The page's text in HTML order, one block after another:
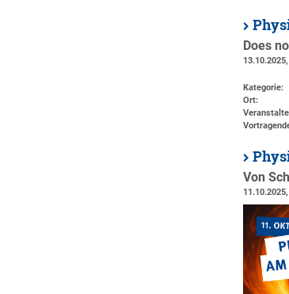
Does
Kategorie:
Ort:
Von